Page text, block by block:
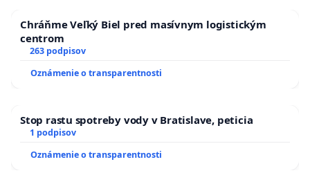
Chráňme Veľký Biel pred masívnym logistickým
centrom
263 podpisov
Oznámenie o transparentnosti
Stop rastu spotreby vody v Bratislave, peticia
1 podpisov
Oznámenie o transparentnosti